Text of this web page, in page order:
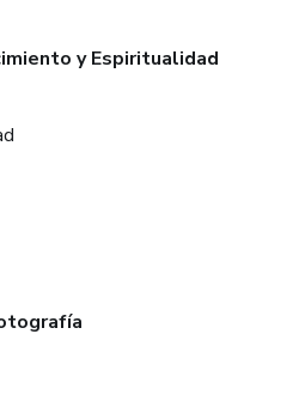
y Espiritualidad